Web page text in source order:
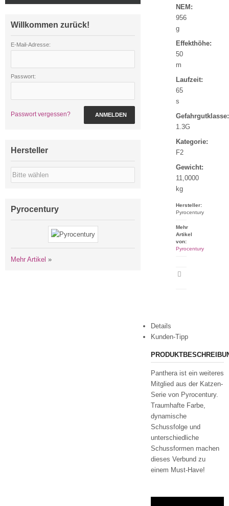
NEM:
956
g
Effekthöhe:
50
m
Laufzeit:
65
s
Gefahrgutklasse:
1.3G
Kategorie:
F2
Gewicht:
11,0000
kg
Hersteller:
Pyrocentury
Mehr
Artikel
von:
Pyrocentury
Details
Kunden-Tipp
Panthera ist ein weiteres
Mitglied aus der Katzen-
Serie von Pyrocentury.
Traumhafte Farbe,
dynamische
Schussfolge und
unterschiedliche
Schussformen machen
dieses Verbund zu
einem Must-Have!
Willkommen zurück!
E-Mail-Adresse:
Passwort:
Passwort vergessen? ANMELDEN
Hersteller
Pyrocentury
Mehr Artikel »